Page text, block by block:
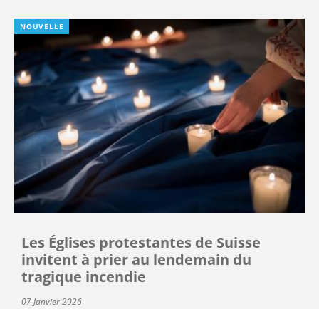
NOUVELLE
Les Églises protestantes de Suisse
invitent à prier au lendemain du
tragique incendie
07 Janvier 2026